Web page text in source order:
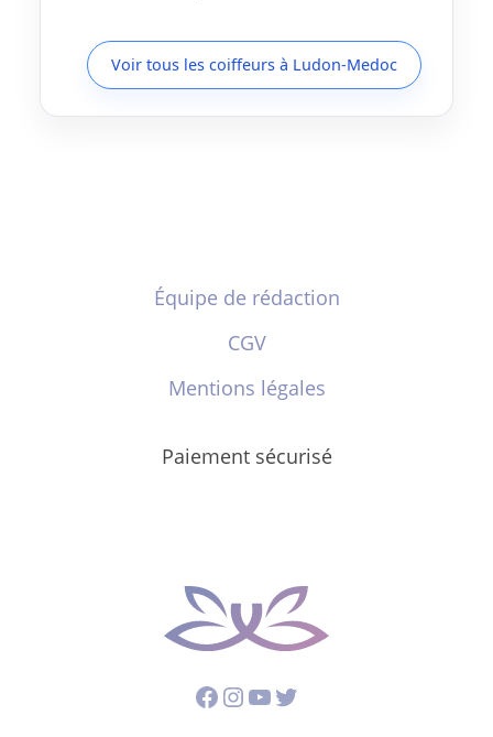
Voir tous les coiffeurs à Ludon-Medoc
Équipe de rédaction
CGV
Mentions légales
Paiement sécurisé
Facebook
Instagram
YouTube
Twitter